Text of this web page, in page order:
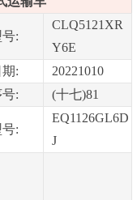
:
CLQ5121XR
Y6E
:
20221010
号: (十七)81
:
EQ1126GL6D
J